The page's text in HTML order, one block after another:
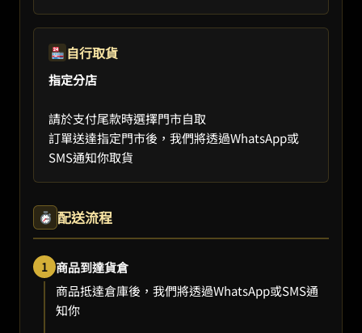
自行取貨
指定分店
請於支付尾款時選擇門市自取
訂單送達指定門市後，我們將透過WhatsApp或
SMS通知你取貨
配送流程
1 商品到達貨倉
商品抵達倉庫後，我們將透過WhatsApp或SMS通
知你